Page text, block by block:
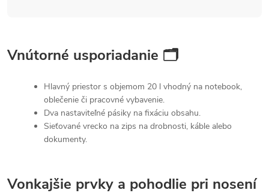
Vnútorné usporiadanie 🗂
Hlavný priestor s objemom 20 l vhodný na notebook,
oblečenie či pracovné vybavenie.
Dva nastaviteľné pásiky na fixáciu obsahu.
Sieťované vrecko na zips na drobnosti, káble alebo
dokumenty.
Vonkajšie prvky a pohodlie pri nosení